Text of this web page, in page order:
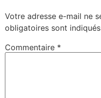
Votre adresse e-mail ne
obligatoires sont
Commentaire *